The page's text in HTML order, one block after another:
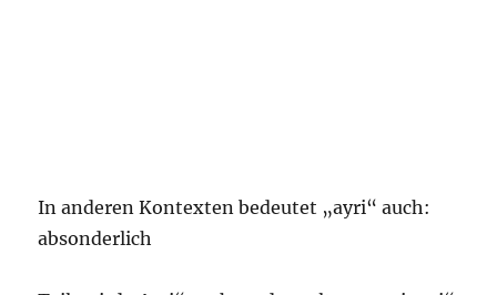
In anderen Kontexten bedeutet „ayri“ auch:
absonderlich